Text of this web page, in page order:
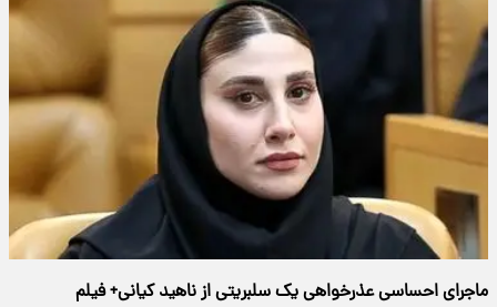
ماجرای احساسی عذرخواهی یک سلبریتی از ناهید کیانی+ فیلم